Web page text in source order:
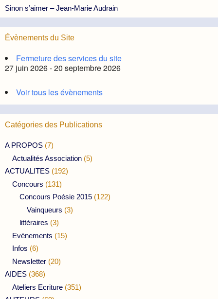
Sinon s’aimer – Jean-Marie Audrain
Évènements du Site
Fermeture des services du site
27 juin 2026 - 20 septembre 2026
Voir tous les évènements
Catégories des Publications
A PROPOS (7)
Actualités Association (5)
ACTUALITES (192)
Concours (131)
Concours Poésie 2015 (122)
Vainqueurs (3)
littéraires (3)
Evénements (15)
Infos (6)
Newsletter (20)
AIDES (368)
Ateliers Ecriture (351)